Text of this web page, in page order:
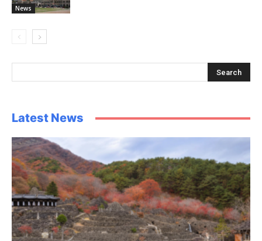
News
Latest News